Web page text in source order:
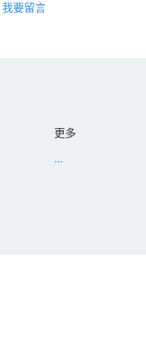
我要留言
更多
...